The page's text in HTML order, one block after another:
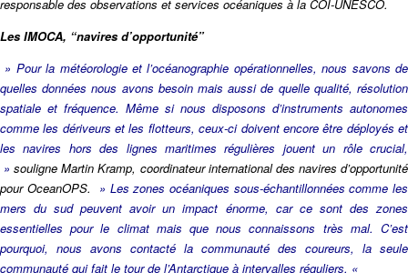
responsable des observations et services océaniques à la COI-UNESCO.
Les IMOCA, “navires d’opportunité”
» Pour la météorologie et l’océanographie opérationnelles, nous savons de
quelles données nous avons besoin mais aussi de quelle qualité, résolution
spatiale et fréquence. Même si nous disposons d’instruments autonomes
comme les dériveurs et les flotteurs, ceux-ci doivent encore être déployés et
les navires hors des lignes maritimes régulières jouent un rôle crucial,
»souligne Martin Kramp, coordinateur international des navires d’opportunité
pour OceanOPS.
» Les zones océaniques sous-échantillonnées comme les
mers du sud peuvent avoir un impact énorme, car ce sont des zones
essentielles pour le climat mais que nous connaissons très mal. C’est
pourquoi, nous avons contacté la communauté des coureurs, la seule
communauté qui fait le tour de l’Antarctique à intervalles réguliers. «